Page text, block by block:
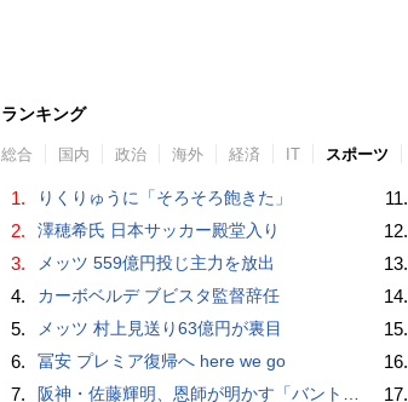
ランキング
総合 国内 政治 海外 経済 IT スポーツ
1. りくりゅうに「そろそろ飽きた」
2. 澤穂希氏 日本サッカー殿堂入り
3. メッツ 559億円投じ主力を放出
4. カーボベルデ ブビスタ監督辞任
5. メッツ 村上見送り63億円が裏目
6. 冨安 プレミア復帰へ here we go
7. 阪神・佐藤輝明、恩師が明かす「バント拒否でホームラン」の“やんちゃ坊主”時代
11.
12.
13.
14.
15.
16.
17.